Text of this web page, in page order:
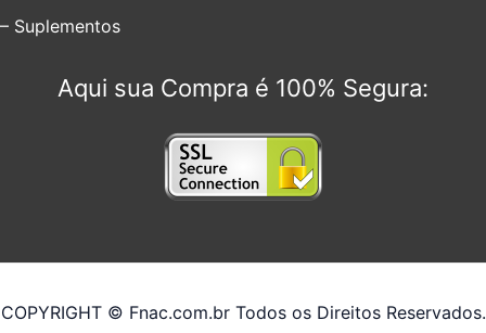
– Suplementos
Aqui sua Compra é 100% Segura:
COPYRIGHT © Fnac.com.br Todos os Direitos Reservados.